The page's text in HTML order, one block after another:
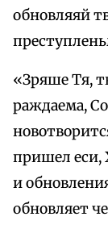
обновляяй
«Зряше Тя,
раждаема,
пришел еси,
и
обновляет